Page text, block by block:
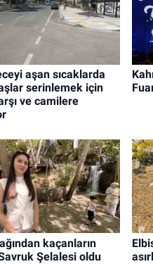
aşan sıcaklarda
serinlemek için
ve camilere
kaçanların
Şelalesi oldu